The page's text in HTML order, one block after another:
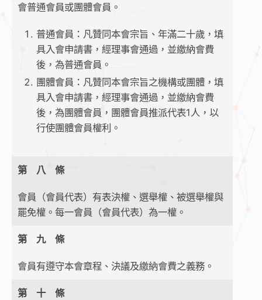
會普通會員或團體會員。
普通會員：凡贊同本會宗旨、年滿二十歲，填
具入會申請書，經理事會通過，並繳納會費
後，為普通會員。
團體會員：凡贊同本會宗旨之機構或團體，填
具入會申請書，經理事會通過，並繳納會費
後，為團體會員，團體會員推派代表1人，以
行使團體會員權利。
第 八 條
會員（會員代表）有表決權、選舉權、被選舉權與
罷免權。每一會員（會員代表）為一權。
第 九 條
會員有遵守本會章程、決議及繳納會費之義務。
第 十 條